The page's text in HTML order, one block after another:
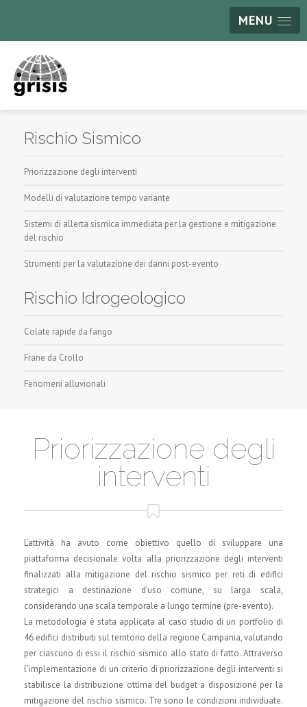
MENU
Rischio Sismico
Priorizzazione degli interventi
Modelli di valutazione tempo variante
Sistemi di allerta sismica immediata per la gestione e mitigazione
del rischio
Strumenti per la valutazione dei danni post-evento
Rischio Idrogeologico
Colate rapide da fango
Frane da Crollo
Fenomeni alluvionali
Priorizzazione degli
interventi
L’attività ha avuto come obiettivo quello di sviluppare una
piattaforma decisionale volta alla priorizzazione degli interventi
finalizzati alla mitigazione del rischio sismico per reti di edifici
strategici a destinazione d’uso comune, su larga scala,
considerando una scala temporale a lungo termine (pre-evento).
La metodologia è stata applicata al caso studio di un portfolio di
46 edifici distribuiti sul territorio della regione Campania, valutando
per ciascuno di essi il rischio sismico allo stato di fatto. Attraverso
l’implementazione di un criterio di priorizzazione degli interventi si
stabilisce la distribuzione ottima del budget a disposizione per la
mitigazione del rischio sismico. Tre sono le condizioni individuate.